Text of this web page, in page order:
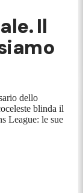
Il
dello
blinda il
League: le sue